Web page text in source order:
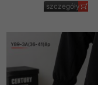
szczegóły